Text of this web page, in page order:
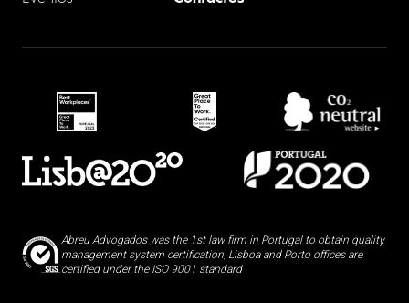
Abreu Advogados was the 1st law firm in Portugal to obtain quality
management system certification, Lisboa and Porto offices are
certified under the ISO 9001 standard